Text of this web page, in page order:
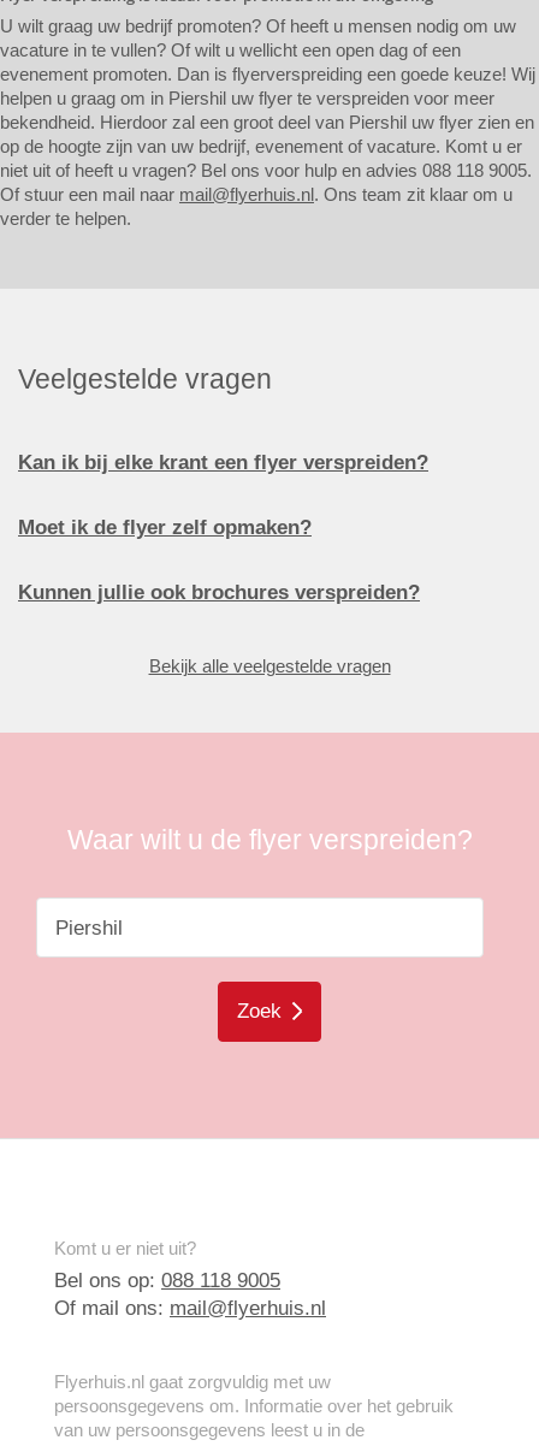
U wilt graag uw bedrijf promoten? Of heeft u mensen nodig om uw
vacature in te vullen? Of wilt u wellicht een open dag of een
evenement promoten. Dan is flyerverspreiding een goede keuze! Wij
helpen u graag om in Piershil uw flyer te verspreiden voor meer
bekendheid. Hierdoor zal een groot deel van Piershil uw flyer zien en
op de hoogte zijn van uw bedrijf, evenement of vacature. Komt u er
niet uit of heeft u vragen? Bel ons voor hulp en advies 088 118 9005.
Of stuur een mail naar mail@flyerhuis.nl. Ons team zit klaar om u
verder te helpen.
Veelgestelde vragen
Kan ik bij elke krant een flyer verspreiden?
Moet ik de flyer zelf opmaken?
Kunnen jullie ook brochures verspreiden?
Bekijk alle veelgestelde vragen
Waar wilt u de flyer verspreiden?
Zoek
Komt u er niet uit?
Bel ons op: 088 118 9005
Of mail ons: mail@flyerhuis.nl
Flyerhuis.nl gaat zorgvuldig met uw
persoonsgegevens om. Informatie over het gebruik
van uw persoonsgegevens leest u in de